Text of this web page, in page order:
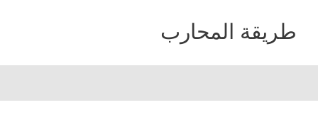
طريقة المحارب